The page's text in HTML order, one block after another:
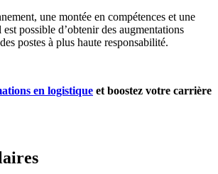
une montée en compétences et une
possible d’obtenir des augmentations
postes à plus haute responsabilité.
en logistique et boostez votre carrière